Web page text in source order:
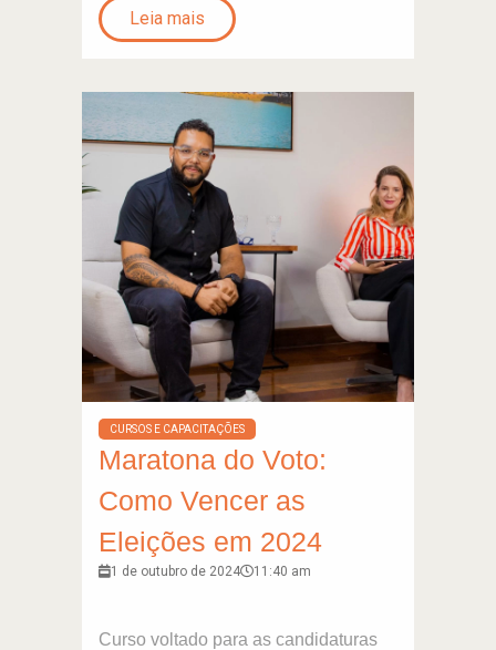
Leia mais
CURSOS E CAPACITAÇÕES
Maratona do Voto:
Como Vencer as
Eleições em 2024
1 de outubro de 2024 11:40 am
Curso voltado para as candidaturas